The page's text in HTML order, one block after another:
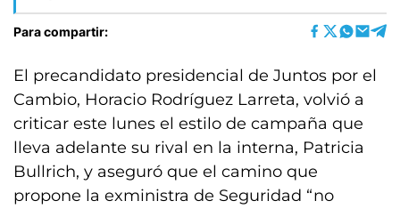
Para compartir:
El precandidato presidencial de Juntos por el
Cambio, Horacio Rodríguez Larreta, volvió a
criticar este lunes el estilo de campaña que
lleva adelante su rival en la interna, Patricia
Bullrich, y aseguró que el camino que
propone la exministra de Seguridad “no